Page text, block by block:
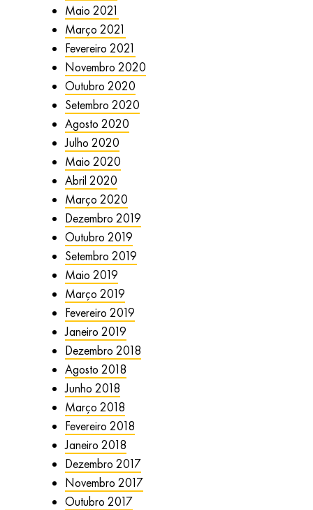
Maio 2021
Março 2021
Fevereiro 2021
Novembro 2020
Outubro 2020
Setembro 2020
Agosto 2020
Julho 2020
Maio 2020
Abril 2020
Março 2020
Dezembro 2019
Outubro 2019
Setembro 2019
Maio 2019
Março 2019
Fevereiro 2019
Janeiro 2019
Dezembro 2018
Agosto 2018
Junho 2018
Março 2018
Fevereiro 2018
Janeiro 2018
Dezembro 2017
Novembro 2017
Outubro 2017